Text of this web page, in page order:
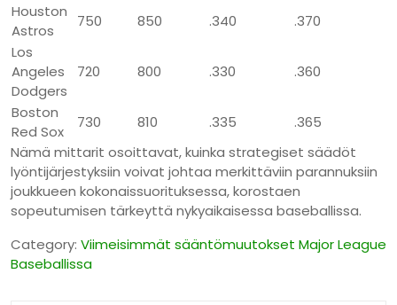
Houston
Astros
750 850 .340
.370
Los
Angeles
Dodgers
720 800 .330 .360
Boston
Red Sox
730 810 .335
.365
Nämä mittarit osoittavat, kuinka strategiset säädöt
lyöntijärjestyksiin voivat johtaa merkittäviin parannuksiin
joukkueen kokonaissuorituksessa, korostaen
sopeutumisen tärkeyttä nykyaikaisessa baseballissa.
Category: Viimeisimmät sääntömuutokset Major League
Baseballissa